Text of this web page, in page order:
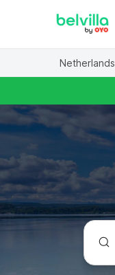
Netherlands